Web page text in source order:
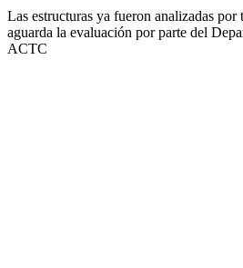
Las estructuras ya fueron analizadas por
aguarda la evaluación por parte del
ACTC